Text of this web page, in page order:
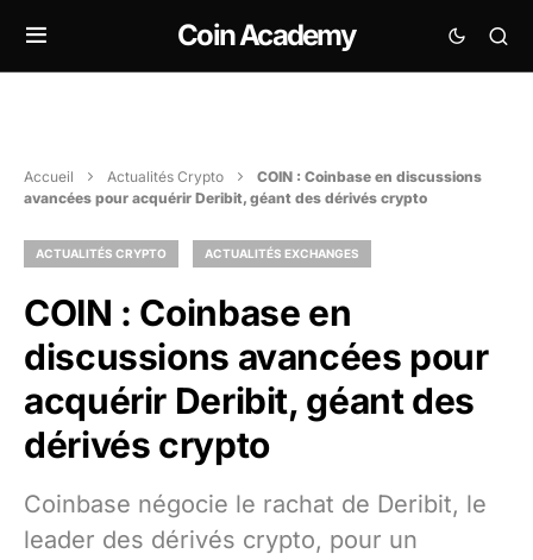
Coin Academy
Accueil Actualités Crypto
COIN : Coinbase en discussions
avancées pour acquérir Deribit, géant des dérivés crypto
ACTUALITÉS CRYPTO ACTUALITÉS EXCHANGES
COIN : Coinbase en
discussions avancées pour
acquérir Deribit, géant des
dérivés crypto
Coinbase négocie le rachat de Deribit, le
leader des dérivés crypto, pour un